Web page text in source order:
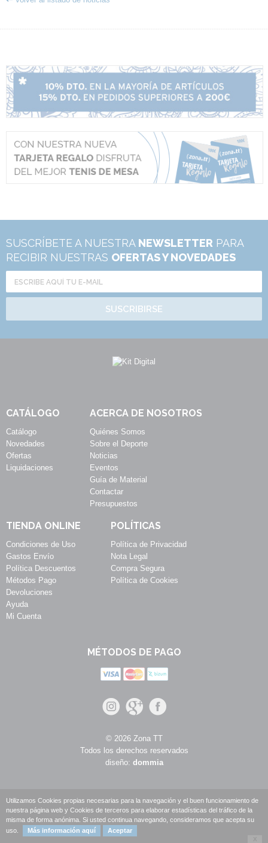
SUSCRÍBETE A NUESTRA NEWSLETTER PARA
RECIBIR NUESTRAS OFERTAS Y NOVEDADES
SUSCRIBIRSE
CATÁLOGO
Catálogo
Novedades
Ofertas
Liquidaciones
ACERCA DE NOSOTROS
Quiénes Somos
Sobre el Deporte
Noticias
Eventos
Guía de Material
Contactar
Presupuestos
TIENDA ONLINE
Condiciones de Uso
Gastos Envío
Política Descuentos
Métodos Pago
Devoluciones
Ayuda
Mi Cuenta
POLÍTICAS
Política de Privacidad
Nota Legal
Compra Segura
Política de Cookies
MÉTODOS DE PAGO
© 2026 Zona TT
Todos los derechos reservados
diseño: dommia
Utilizamos Cookies propias necesarias para la navegación y el buen funcionamiento de
nuestra página web y Cookies de terceros para elaborar estadísticas del tráfico de la
misma de forma anónima. Si usted continua navegando, consideramos que acepta su
uso.
Más información aquí Aceptar